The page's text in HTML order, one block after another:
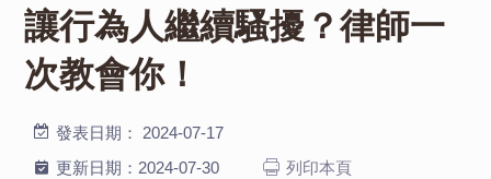
讓行為人繼續騷擾？律師一
次教會你！
發表日期： 2024-07-17
更新日期： 2024-07-30
列印本頁